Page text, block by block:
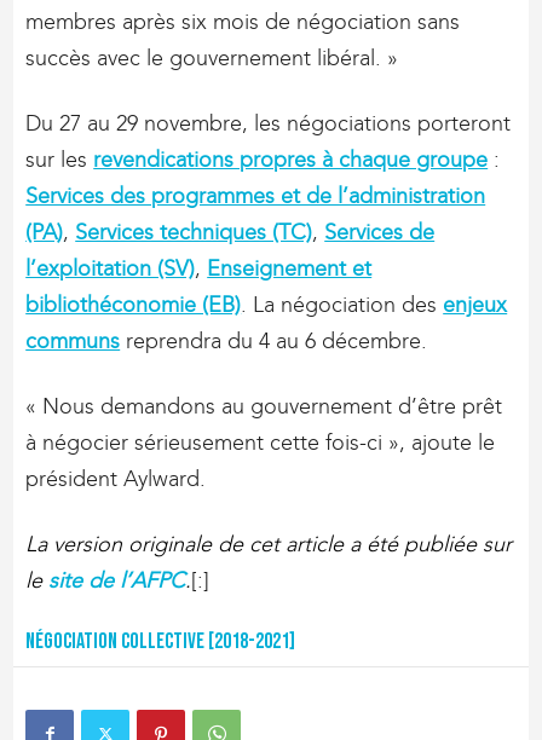
membres après six mois de négociation sans
succès avec le gouvernement libéral. »
Du 27 au 29 novembre, les négociations porteront
sur les revendications propres à chaque groupe :
Services des programmes et de l’administration
(PA), Services techniques (TC), Services de
l’exploitation (SV), Enseignement et
bibliothéconomie (EB). La négociation des enjeux
communs reprendra du 4 au 6 décembre.
« Nous demandons au gouvernement d’être prêt
à négocier sérieusement cette fois-ci », ajoute le
président Aylward.
La version originale de cet article a été publiée sur
le site de l’AFPC.[:]
Négociation collective [2018-2021]